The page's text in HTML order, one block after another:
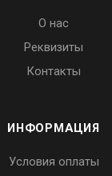
О нас
Реквизиты
Контакты
ИНФОРМАЦИЯ
Условия оплаты